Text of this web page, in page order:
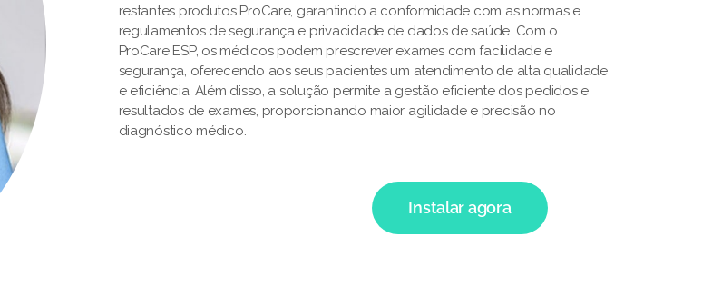
restantes produtos ProCare, garantindo a conformidade com as normas e
regulamentos de segurança e privacidade de dados de saúde. Com o
ProCare ESP, os médicos podem prescrever exames com facilidade e
segurança, oferecendo aos seus pacientes um atendimento de alta qualidade
e eficiência. Além disso, a solução permite a gestão eficiente dos pedidos e
resultados de exames, proporcionando maior agilidade e precisão no
diagnóstico médico.
Instalar agora